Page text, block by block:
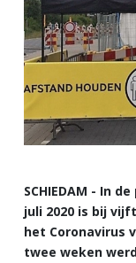
SCHIEDAM - In
juli 2020 is bij
het Coronavirus
twee weken